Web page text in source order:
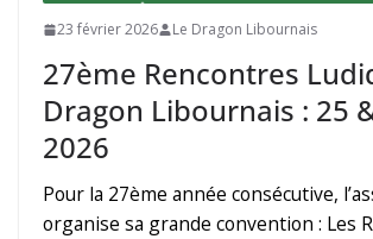
23 février 2026 Le Dragon Libournais
27ème Rencontres
Dragon Libournais : 25
2026
Pour la 27ème année consécutive,
organise sa grande convention : Les